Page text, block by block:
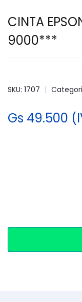
CINTA
9000***
SKU: 1707 |
Gs 49.500